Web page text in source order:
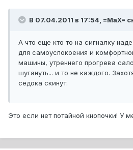
В 07.04.2011 в 17:54, =MaX=
А что еще кто то на сигналку
для самоуспокоения и
машины, утреннего прогрева
шугануть... и то не каждого.
седока скинут.
Это если нет потайной кнопочки! У